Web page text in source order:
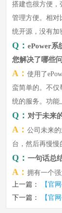
搭建也很方便，
管理方便。相对
统开源，没有加
Q： ePower系
您解决了哪些
A： 使用了
蛮简单的。不仅
统的服务。功能
Q： 对于未来
A： 公司未来
台，然后再慢慢
Q： 一句话总
A： 拥有一个
上一篇：
【官
下一篇：
【官